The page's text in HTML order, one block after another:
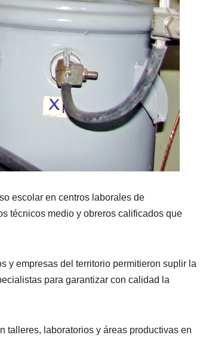
escolar en centros laborales de
técnicos medio y obreros calificados que
y empresas del territorio permitieron suplir la
para garantizar con calidad la
talleres, laboratorios y áreas productivas en